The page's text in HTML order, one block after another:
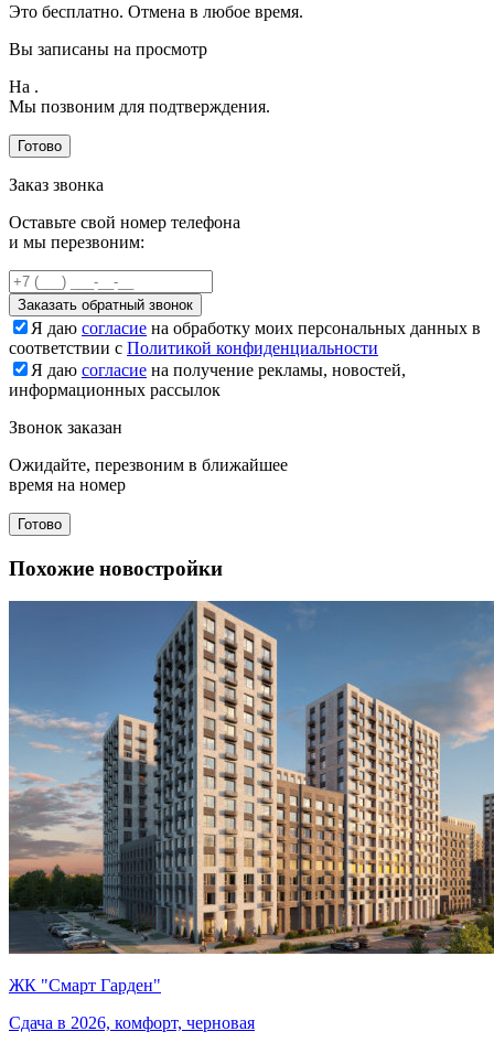
Это бесплатно. Отмена в любое время.
Вы записаны на просмотр
На .
Мы позвоним для подтверждения.
Готово
Заказ звонка
Оставьте свой номер телефона
и мы перезвоним:
Заказать обратный звонок
Я даю согласие на обработку моих персональных данных в
соответствии с Политикой конфиденциальности
Я даю согласие на получение рекламы, новостей,
информационных рассылок
Звонок заказан
Ожидайте, перезвоним в ближайшее
время на номер
Готово
Похожие новостройки
ЖК "Смарт Гарден"
Сдача в 2026, комфорт, черновая